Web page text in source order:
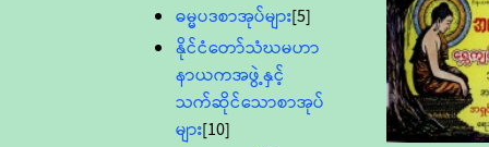
ဓမ္မပဒစာအုပ်များ[5]
နိုင်ငံတော်သံဃမဟာ
နာယကအဖွဲ့နှင့်
သက်ဆိုင်သောစာအုပ်
များ[10]